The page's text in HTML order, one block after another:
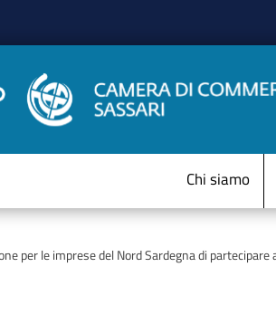
DI
Chi siamo
per le imprese del Nord Sardegna di